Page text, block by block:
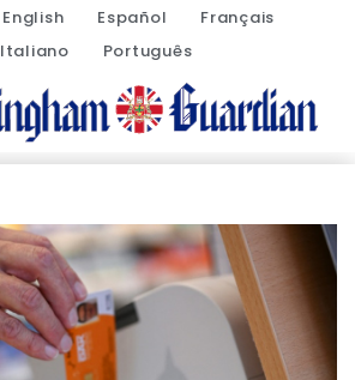
English Español
Français
Italiano
Português